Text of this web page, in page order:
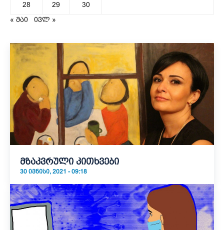
28 29
30
« მაი
ივლ »
მზაკვრული კითხვები
30 ᲘᲕᲜᲘᲡᲘ, 2021 - 09:18